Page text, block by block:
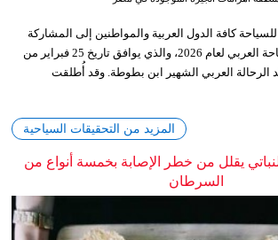
كافة الدول العربية والمواطنين إلى المشاركة
في الاحتفال بيوم السياحة العربي لعام 2026، والذي يوافق تاريخ 25 فبراير من
الرحالة العربي الشهير ابن بطوطة. وقد أُطلقت
المزيد من التحقيقات السياحية
يقلل من خطر الإصابة بخمسة أنواع من
السرطان